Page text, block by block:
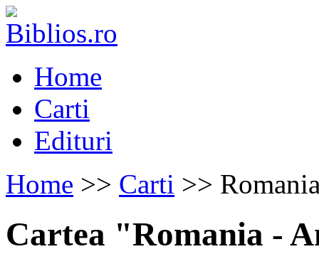
Home
Carti
Edituri
Home >> Carti >>
Cartea "Romania -